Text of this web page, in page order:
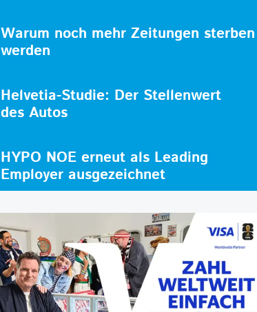
Warum noch mehr Zeitungen sterben
werden
Helvetia-Studie: Der Stellenwert
des Autos
HYPO NOE erneut als Leading
Employer ausgezeichnet